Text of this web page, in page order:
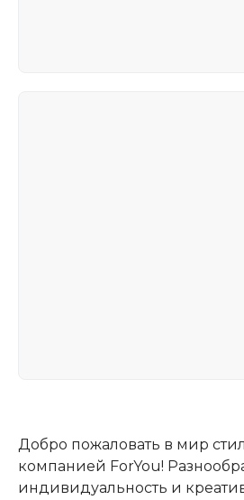
Добро пожаловать в мир
компанией ForYou!
индивидуальность и